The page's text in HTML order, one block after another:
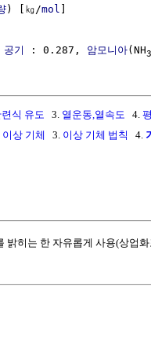
) [㎏/mol ]
공기 : 0.287, 암모니아(NH3
련식 유도 3. 열운동,열속도 4.
이상 기체 3. 이상 기체 법칙 4.
밝히는 한 자유롭게 사용(상업